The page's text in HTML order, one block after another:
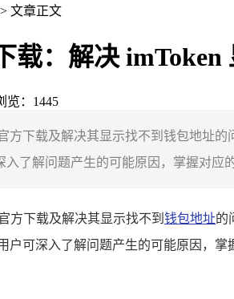
> 文章正文
载：解决
览：1445
方下载及解决其显示找不到钱包地址
了解问题产生的可能原因，掌握对应
方下载及解决其显示找不到 钱包地址的
户可深入了解问题产生的可能原因，